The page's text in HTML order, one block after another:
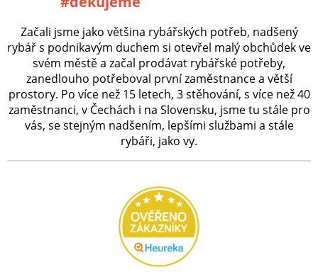
Začali jsme jako většina rybářských potřeb, nadšený
rybář s podnikavým duchem si otevřel malý obchůdek ve
svém městě a začal prodávat rybářské potřeby,
zanedlouho potřeboval první zaměstnance a větší
prostory. Po více než 15 letech, 3 stěhování, s více než 40
zaměstnanci, v Čechách i na Slovensku, jsme tu stále pro
vás, se stejným nadšením, lepšími službami a stále
rybáři, jako vy.